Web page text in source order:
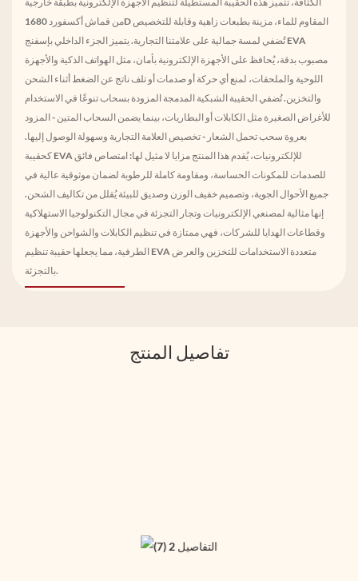
من قماش أكسفورد 1680D المقاوم للماء، مزينة بطبعات زاهية وقابلة للتخصيص
تُضفي لمسة جمالية على علامتنا التجارية. يتميز الجزء الداخلي بإسفنج EVA
مصبوب بدقة، يُحافظ على الأجهزة الإلكترونية بأمان، مثل الهواتف الذكية والأجهزة
اللوحية والملحقات، لمنع أي حركة أو صدمات أو تلف ناتج عن الضغط أثناء الشحن
والتخزين. تُضفي الحقيبة الشبكية المدمجة المزودة بسحاب تنوعًا في الاستخدام
للأغراض الصغيرة مثل الكابلات أو البطاريات، بينما يضمن السحاب المتين - المزود
بعروة سحب تحمل الشعار - تخصيص العلامة التجارية وسهولة الوصول إليها.
كحقيبة EVA للإلكترونيات، يُقدم هذا المنتج مزايا لا مثيل لها: امتصاص فائق
للصدمات للمكونات الحساسة، ومقاومة كاملة للرطوبة لضمان موثوقية عالية في
جميع الأحوال الجوية، وتصميم خفيف الوزن وصديق للبيئة يُقلل من تكاليف الشحن.
إنها مثالية لمصنعي الإلكترونيات وتجار التجزئة في مجال التكنولوجيا الاستهلاكية
وقطاعات الهدايا للشركات، فهي ممتازة في تنظيم الكابلات والشواحن والأجهزة
الطرفية، مما يجعلها حقيبة تنظيم EVA متعددة الاستخدامات للتخزين والعرض
بالتجزئة.
تفاصيل المنتج